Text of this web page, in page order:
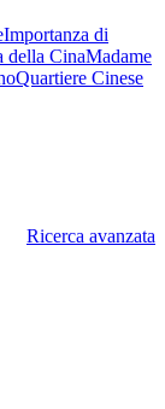
Importanza di
della CinaMadame
Quartiere Cinese
Ricerca avanzata